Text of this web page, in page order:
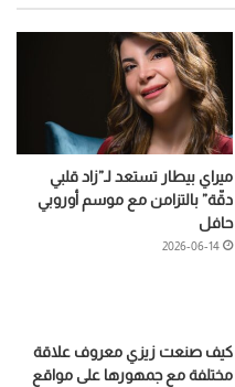
ميراي بيطار تستعد لـ”زاد قلبي
دقّة” بالتزامن مع موسم أوروبي
حافل
2026-06-14
كيف صنعت زيزي معروف علاقة
مختلفة مع جمهورها على مواقع